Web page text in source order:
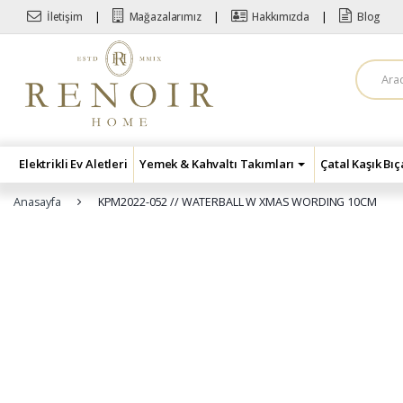
Skip to navigation
Skip to content
İletişim Mağazalarımız Hakkımızda Blog
A
r
a
Elektrikli Ev Aletleri Yemek & Kahvaltı Takımları Çatal Kaşık
Anasayfa KPM2022-052 // WATERBALL W XMAS WORDING 10CM